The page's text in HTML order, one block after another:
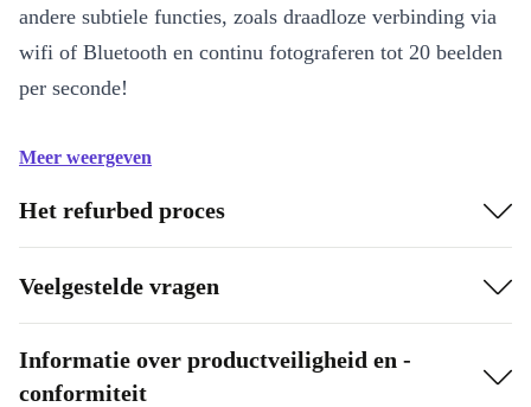
andere subtiele functies, zoals draadloze verbinding via
wifi of Bluetooth en continu fotograferen tot 20 beelden
per seconde!
Meer weergeven
Het refurbed proces
Veelgestelde vragen
Informatie over productveiligheid en -
conformiteit